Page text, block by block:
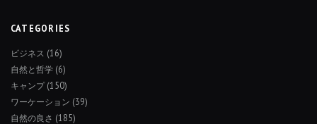
CATEGORIES
ビジネス (16)
自然と哲学 (6)
キャンプ(150)
ワーケーション (39)
自然の良さ (185)